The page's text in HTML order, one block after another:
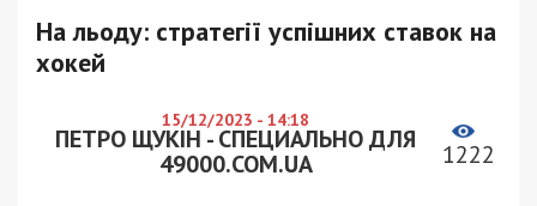
На льоду: стратегії успішних ставок на
хокей
15/12/2023 - 14:18
ПЕТРО ЩУКІН - СПЕЦИАЛЬНО ДЛЯ
49000.COM.UA
1222